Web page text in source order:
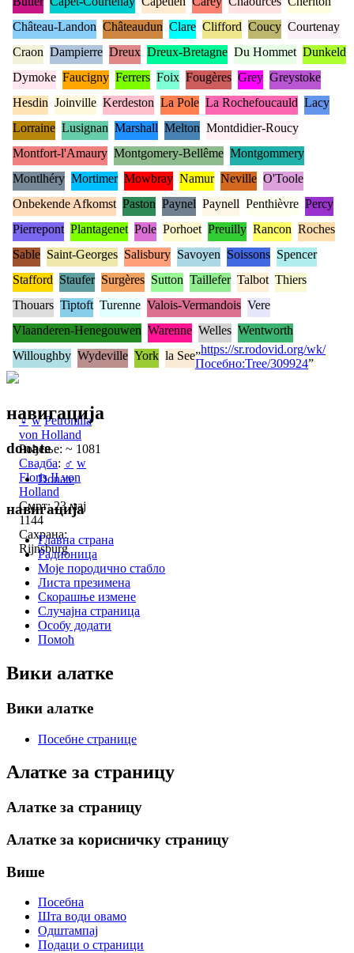
♀ w Petronilla
von Holland
Рођење: ~ 1081
Свадба: ♂ w
Floris II von
Holland
Смрт: 23 мај
1144
Сахрана:
Rijnsburg
Château-Landon Châteaudun Clare Clifford Coucy Courtenay
Craon Dampierre Dreux Dreux-Bretagne Du Hommet Dunkeld
Dymoke Faucigny Ferrers Foix Fougères Grey Greystoke
Hesdin Joinville Kerdeston La Pole La Rochefoucauld Lacy
Lorraine Lusignan Marshall Melton Montdidier-Roucy
Montfort-l'Amaury Montgomery-Bellême Montgommery
Montlhéry Mortimer Mowbray Namur Neville O'Toole
Onbekende Afkomst Paston Paynel Paynell Penthièvre Percy
Pierrepont Plantagenet Pole Porhoet Preuilly Rancon Roches
Sable Saint-Georges Salisbury Savoyen Soissons Spencer
Stafford Staufer Surgères Sutton Taillefer Talbot Thiers
Thouars Tiptoft Turenne Valois-Vermandois Vere
Vlaanderen-Henegouwen Warenne Welles Wentworth
Willoughby Wydeville York la See„https://sr.rodovid.org/wk/
Посебно:Tree/309924”
навигација
donate
Donate
навигација
Главна страна
Радионица
Моје породично стабло
Листа презимена
Скорашње измене
Случајна страница
Особу додати
Помоћ
Вики алатке
Вики алатке
Посебне странице
Алатке за страницу
Алатке за страницу
Алатке за корисничку страницу
Више
Посебна
Шта води овамо
Одштампај
Подаци о страници